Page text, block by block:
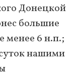
Донецкой
большие
менее 6 н.п.;
нашими